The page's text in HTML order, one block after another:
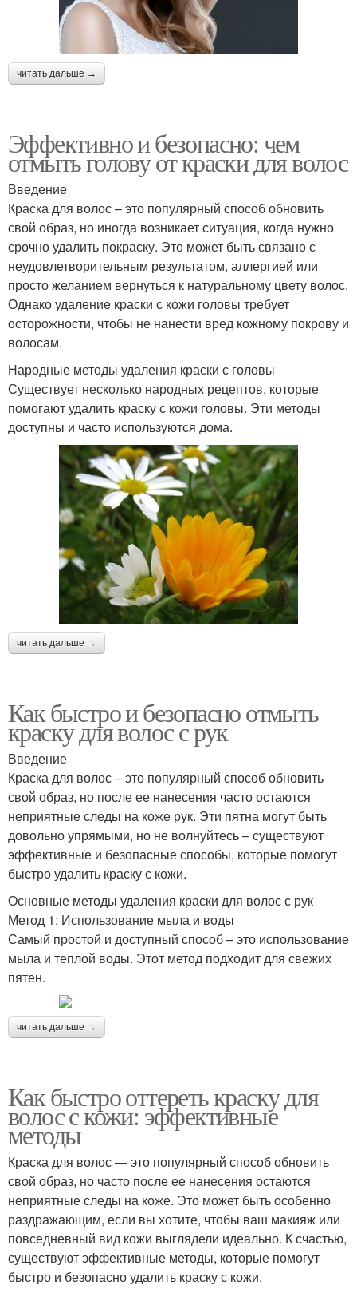
читать дальше →
Эффективно и безопасно: чем
отмыть голову от краски для волос
Введение
Краска для волос – это популярный способ обновить
свой образ, но иногда возникает ситуация, когда нужно
срочно удалить покраску. Это может быть связано с
неудовлетворительным результатом, аллергией или
просто желанием вернуться к натуральному цвету волос.
Однако удаление краски с кожи головы требует
осторожности, чтобы не нанести вред кожному покрову и
волосам.
Народные методы удаления краски с головы
Существует несколько народных рецептов, которые
помогают удалить краску с кожи головы. Эти методы
доступны и часто используются дома.
читать дальше →
Как быстро и безопасно отмыть
краску для волос с рук
Введение
Краска для волос – это популярный способ обновить
свой образ, но после ее нанесения часто остаются
неприятные следы на коже рук. Эти пятна могут быть
довольно упрямыми, но не волнуйтесь – существуют
эффективные и безопасные способы, которые помогут
быстро удалить краску с кожи.
Основные методы удаления краски для волос с рук
Метод 1: Использование мыла и воды
Самый простой и доступный способ – это использование
мыла и теплой воды. Этот метод подходит для свежих
пятен.
читать дальше →
Как быстро оттереть краску для
волос с кожи: эффективные
методы
Краска для волос — это популярный способ обновить
свой образ, но часто после ее нанесения остаются
неприятные следы на коже. Это может быть особенно
раздражающим, если вы хотите, чтобы ваш макияж или
повседневный вид кожи выглядели идеально. К счастью,
существуют эффективные методы, которые помогут
быстро и безопасно удалить краску с кожи.